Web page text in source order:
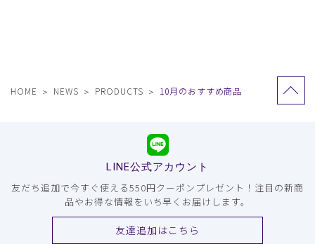
HOME NEWS PRODUCTS 10月のおすすめ商品
LINE公式アカウント
友だち追加で今すぐ使える550円クーポンプレゼント！注目の新商
品やお得な情報をいち早くお届けします。
友達追加はこちら